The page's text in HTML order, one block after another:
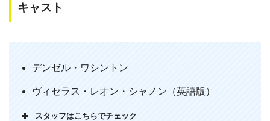
観たお蔭で、このラストまでの展開には
ハリケーン冤罪事件を知らないこと自体
を問題だと指摘されたら、それまでだけ
キャスト
デンゼル・ワシントン
ヴィセラス・レオン・シャノン（英語版）
スタッフはこちらでチェック